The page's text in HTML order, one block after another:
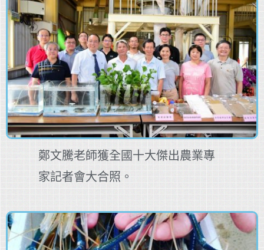
鄭文騰老師獲全國十大傑出農業專
家記者會大合照。